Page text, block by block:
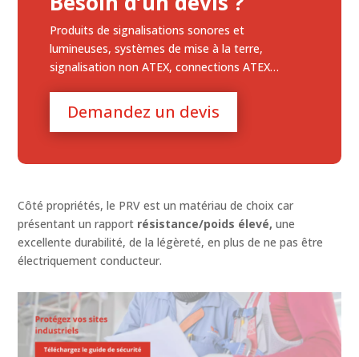
Produits de signalisations sonores et
lumineuses, systèmes de mise à la terre,
signalisation non ATEX, connections ATEX…
Demandez un devis
Côté propriétés, le PRV est un matériau de choix car
présentant un rapport résistance/poids élevé, une
excellente durabilité, de la légèreté, en plus de ne pas être
électriquement conducteur.